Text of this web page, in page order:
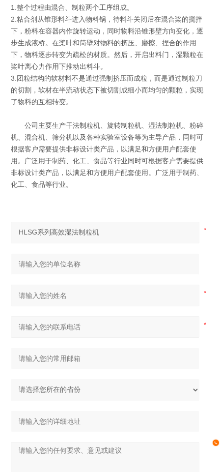
1.整个过程由混合、制粒两个工序组成。
2.粘合剂从锥形料斗进入物料锅，待料斗关闭后在混合桨的搅拌
下，粉料在容器内作旋转运动，同时物料沿锥形壁方向变化，逐
步生成液桥。在桨叶和筒壁对物料的挤压、磨擦、捏合的作用
下，物料逐步转变为疏松的材质。然后，开启出料门，湿颗粒在
桨叶离心力作用下推动出料斗。
3.团粒结构的软材料不是通过强制挤压而成粒，而是通过制粒刀
的切割，软材在半流动状态下被切割成细小而均匀的颗粒，实现
了物料的互相转变。
公司主要生产干法制粒机、旋转制粒机、湿法制粒机、粉碎
机、混合机、筛分机以及各种实验室设备等为主导产品，同时可
根据客户需要提供非标设计类产品，以满足和方便用户配套使
用。广泛用于制药、化工、食品等行业同时可根据客户需要提供
非标设计类产品，以满足和方便用户配套使用。广泛用于制药、
化工、食品等行业。